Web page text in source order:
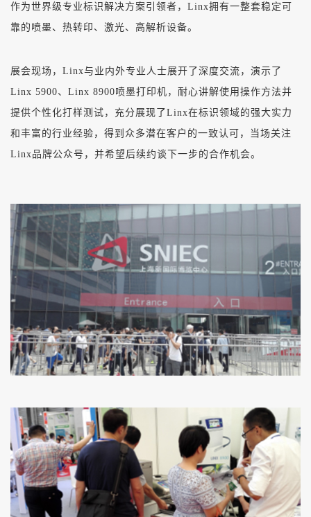
作为世界级专业标识解决方案引领者，Linx拥有一整套稳定可
靠的喷墨、热转印、激光、高解析设备。
展会现场，Linx与业内外专业人士展开了深度交流，演示了
Linx 5900、Linx 8900喷墨打印机，耐心讲解使用操作方法并
提供个性化打样测试，充分展现了Linx在标识领域的强大实力
和丰富的行业经验，得到众多潜在客户的一致认可，当场关注
Linx品牌公众号，并希望后续约谈下一步的合作机会。